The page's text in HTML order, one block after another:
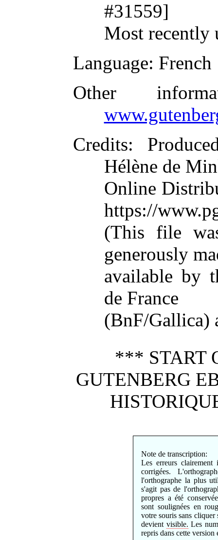
#31559]
Most recently
Language: French
Other
Credits:
Hélène de
Online
https://
(This file
generously
available by
de France
(BnF/Gallica)
*** START
GUTENBERG
Note de transcription:
Les erreurs clairement
corrigées.
l'orthographe la plus
s'agit pas de
propres a été
sont soulignées en
votre souris sans cliquer
devient visible. Les
repris dans cette version